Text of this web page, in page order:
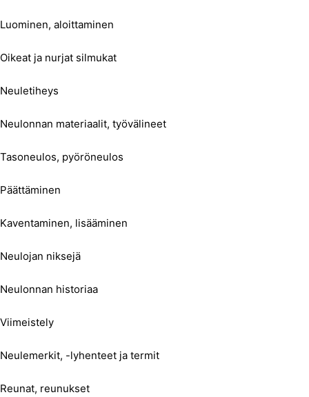
Luominen, aloittaminen
Oikeat ja nurjat silmukat
Neuletiheys
Neulonnan materiaalit, työvälineet
Tasoneulos, pyöröneulos
Päättäminen
Kaventaminen, lisääminen
Neulojan niksejä
Neulonnan historiaa
Viimeistely
Neulemerkit, -lyhenteet ja termit
Reunat, reunukset